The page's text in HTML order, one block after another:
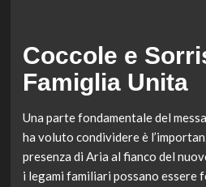
Coccole e
Famiglia Unita
Una parte fondamentale del
ha voluto condividere è
presenza di Aria al fianco del
i legami familiari possano essere